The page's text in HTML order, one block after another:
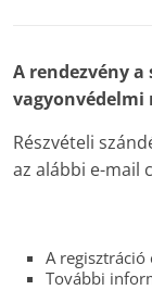
A rendezvény
vagyonvédelmi
Részvételi
az alábbi e-mail
A regisztráció
További